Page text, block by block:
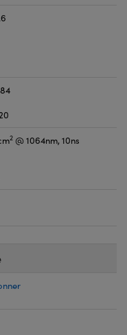
2 @ 1064nm, 10ns